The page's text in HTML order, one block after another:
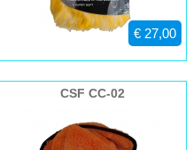
€ 27,00
CSF CC-02